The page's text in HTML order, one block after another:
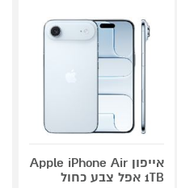
אייפון Apple iPhone Air
1TB אפל צבע כחול